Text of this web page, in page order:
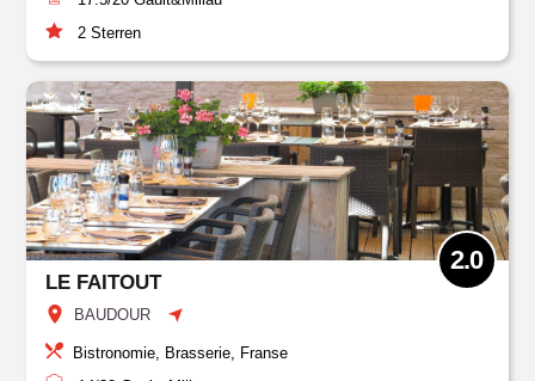
2 Sterren
LE FAITOUT
BAUDOUR
2.0
Bistronomie, Brasserie, Franse